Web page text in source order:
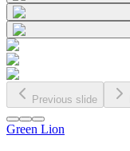
Previous slide
Green Lion